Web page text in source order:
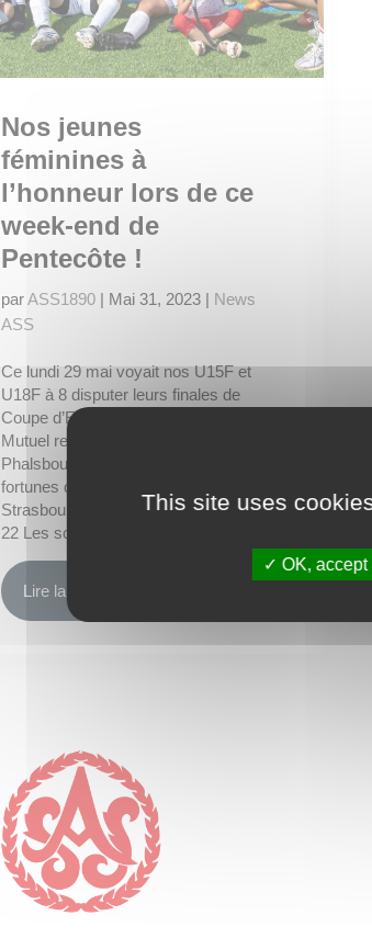
Nos jeunes
féminines à
l’honneur lors de ce
week-end de
Pentecôte !
parASS1890 | Mai 31, 2023 | News
ASS
Ce lundi 29 mai voyait nos U15F et
U18F à 8 disputer leurs finales de
Coupe d’Encouragement Crédit
Mutuel respectivement contre
Phalsbourg et Kometrib. Pour des
fortunes différentes… U15F : AS
Strasbourg 2 – 1 Phalsbourg Espoir
22 Les sourires...
Lire la suite
This site uses
OK, accept